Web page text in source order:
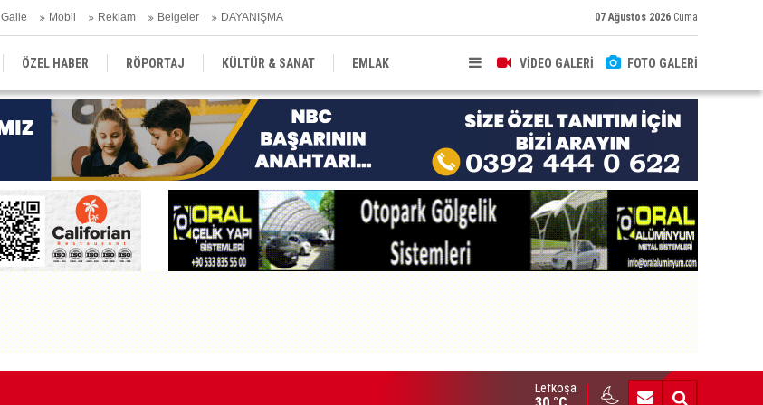
Gaile Mobil Reklam Belgeler DAYANIŞMA 07 Ağustos 2026 Cuma
VİDEO GALERİ FOTO GALERİ
ÖZEL HABER RÖPORTAJ KÜLTÜR & SANAT EMLAK
YEREL YÖNETİM DERGİLER SEKTÖR
Kıbrıs’ın güneyinde yıllık enflasyon temmuzda yüzde 2,9 oldu
Lefkoşa